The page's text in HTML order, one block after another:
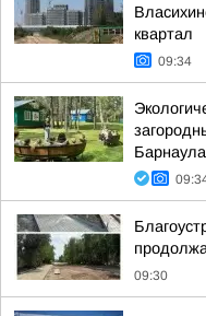
квартал
09:34
Барнаула
09:30